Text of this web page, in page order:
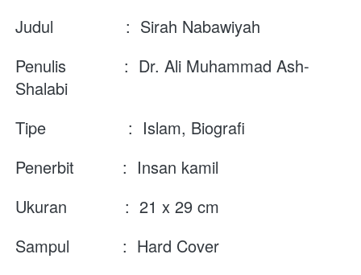
Judul               :  Sirah Nabawiyah
Penulis            : Dr. Ali Muhammad Ash-
Shalabi
Tipe                 :  Islam, Biografi
Penerbit          :  Insan kamil
Ukuran            :  21 x 29 cm
Sampul           :  Hard Cover